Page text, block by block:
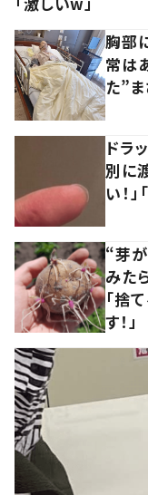
胸部
常は
た”
ドラ
別に
い！」
“芽
みた
「捨
す！」